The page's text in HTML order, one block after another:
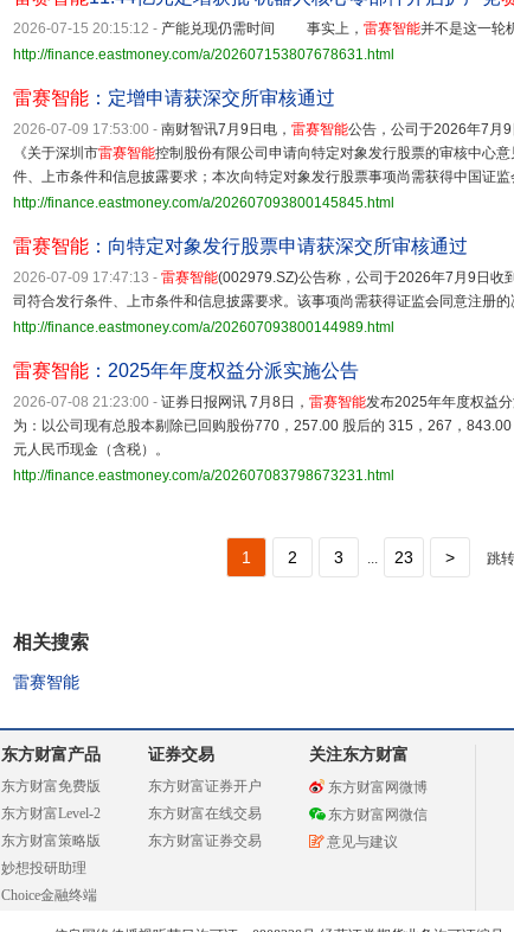
2026-07-15 20:15:12 - 产能兑现仍需时间 事实上， 雷赛智能并不是这一轮
http://finance.eastmoney.com/a/202607153807678631.html
雷赛智能 ：定增申请获深交所审核通过
2026-07-09 17:53:00 - 南财智讯7月9日电， 雷赛智能公告，公司于2026年7月
《关于深圳市雷赛智能控制股份有限公司申请向特定对象发行股票的审核中心
件、上市条件和信息披露要求；本次向特定对象发行股票事项尚需获得中国证
http://finance.eastmoney.com/a/202607093800145845.html
雷赛智能 ：向特定对象发行股票申请获深交所审核通过
2026-07-09 17:47:13 - 雷赛智能(002979.SZ)公告称，公司于2026年7月9日收
司符合发行条件、上市条件和信息披露要求。该事项尚需获得证监会同意注册的
http://finance.eastmoney.com/a/202607093800144989.html
雷赛智能 ：2025年年度权益分派实施公告
2026-07-08 21:23:00 - 证券日报网讯 7月8日， 雷赛智能发布2025年年度权益
为：以公司现有总股本剔除已回购股份770，257.00 股后的 315，267，
元人民币现金（含税）。
http://finance.eastmoney.com/a/202607083798673231.html
1 2 3 ... 23 > 跳转
相关搜索
雷赛智能
东方财富产品
东方财富免费版
东方财富Level-2
东方财富策略版
妙想投研助理
Choice金融终端
证券交易
东方财富证券开户
东方财富在线交易
东方财富证券交易
关注东方财富
东方财富网微博
东方财富网微信
意见与建议